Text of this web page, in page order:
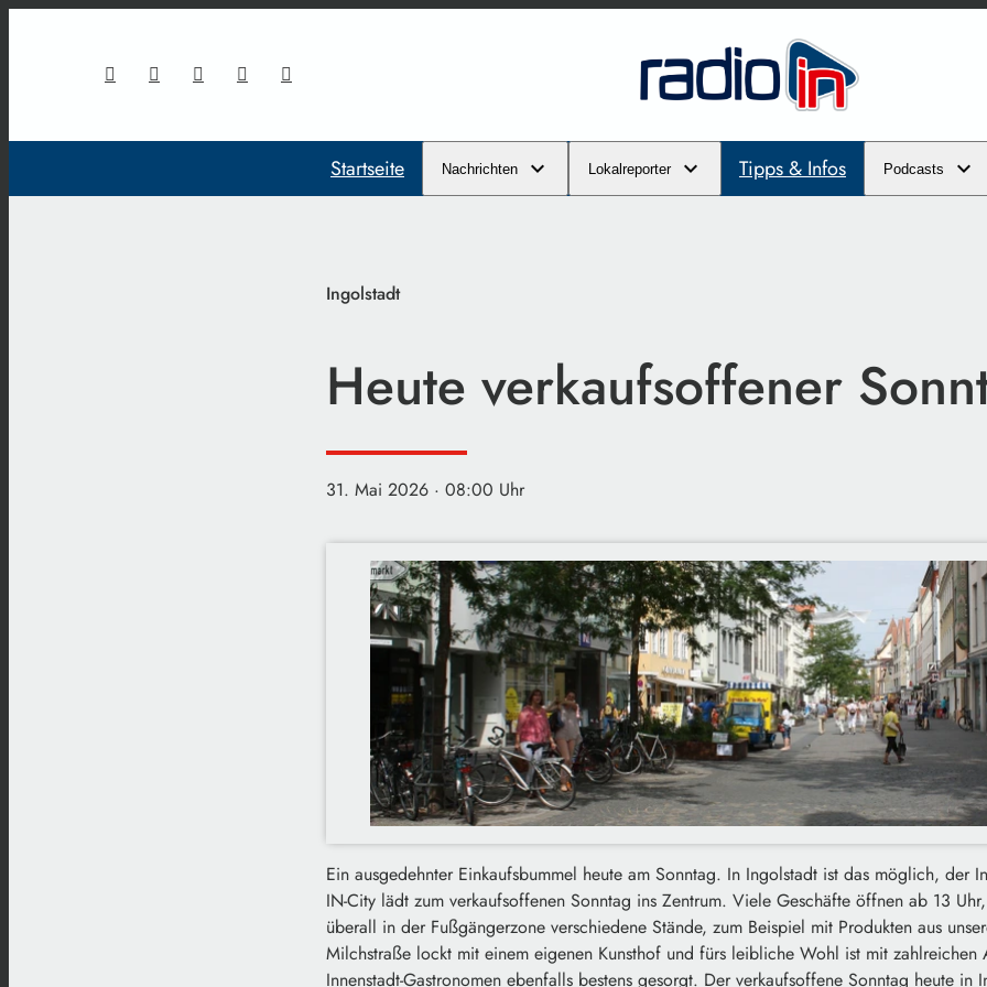
Startseite Nachrichten Lokalreporter Tipps & Infos Podcasts
Ingolstadt
Heute verkaufsoffener
31. Mai 2026 · 08:00 Uhr
Ein ausgedehnter Einkaufsbummel heute am Sonntag. In Ingolstadt ist das möglich, der
IN-City lädt zum verkaufsoffenen Sonntag ins Zentrum. Viele Geschäfte öffnen ab 13
überall in der Fußgängerzone verschiedene Stände, zum Beispiel mit Produkten aus
Milchstraße lockt mit einem eigenen Kunsthof und fürs leibliche Wohl ist mit zahlreichen
Innenstadt-Gastronomen ebenfalls bestens gesorgt. Der verkaufsoffene Sonntag heute in